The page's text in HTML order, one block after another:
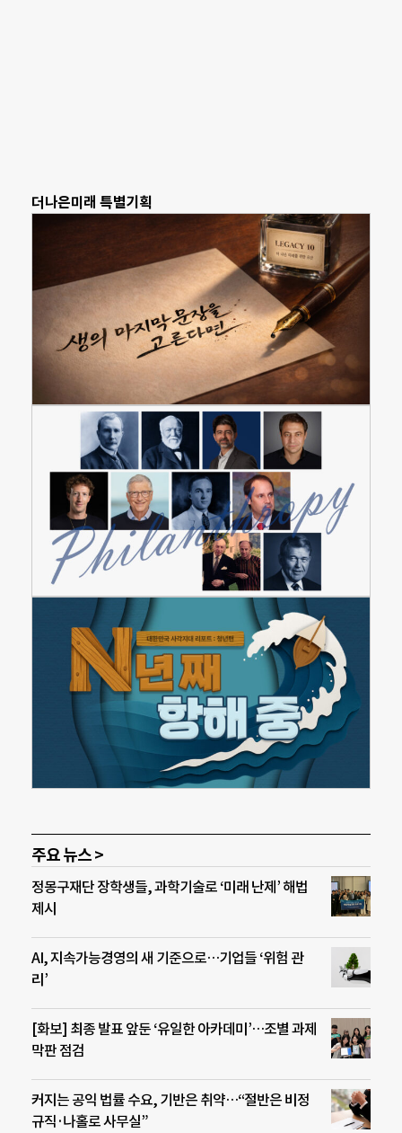
더나은미래 특별기획
주요 뉴스 >
정몽구재단 장학생들, 과학기술로 ‘미래 난제’ 해법
제시
AI, 지속가능경영의 새 기준으로…기업들 ‘위험 관
리’
[화보] 최종 발표 앞둔 ‘유일한 아카데미’…조별 과제
막판 점검
커지는 공익 법률 수요, 기반은 취약…“절반은 비정
규직·나홀로 사무실”